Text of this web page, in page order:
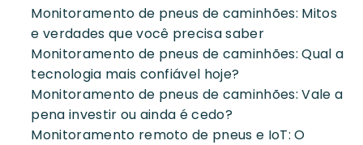
Monitoramento de pneus de caminhões: Mitos
e verdades que você precisa saber
Monitoramento de pneus de caminhões: Qual a
tecnologia mais confiável hoje?
Monitoramento de pneus de caminhões: Vale a
pena investir ou ainda é cedo?
Monitoramento remoto de pneus e IoT: O